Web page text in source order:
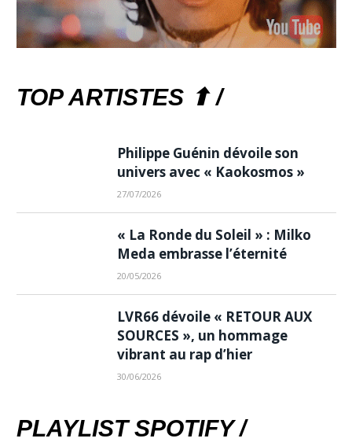
TOP ARTISTES ⬆ /
Philippe Guénin dévoile son
univers avec « Kaokosmos »
27/07/2026
« La Ronde du Soleil » : Milko
Meda embrasse l’éternité
20/05/2026
LVR66 dévoile « RETOUR AUX
SOURCES », un hommage
vibrant au rap d’hier
30/06/2026
PLAYLIST SPOTIFY /